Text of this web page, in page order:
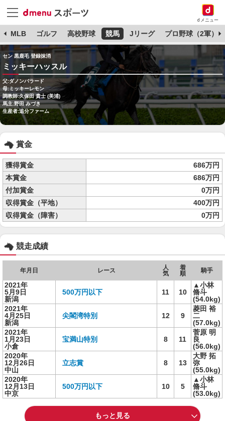
dメニュー
MLB ゴルフ 高校野球 競馬 Jリーグ プロ野球（2軍）
セン 黒鹿毛 登録抹消
ミッキーハッスル
父:ダノンバラード
母:ミッキーレモン
調教師:久保田 貴士 (美浦)
馬主:野田 みづき
生産者:追分ファーム
賞金
獲得賞金
686万円
本賞金
686万円
付加賞金
0万円
収得賞金（平地）
400万円
収得賞金（障害）
0万円
競走成績
年月日 レース
人
気
着
順
騎手
2021年
5月9日
新潟
500万円以下 11 10
▲小林
脩斗
(54.0kg)
2021年
4月25日
新潟
尖閣湾特別 12 9
菱田 裕
二
(57.0kg)
2021年
1月23日
小倉
宝満山特別 8 11
菅原 明
良
(56.0kg)
2020年
12月26日
中山
立志賞 8 13
大野 拓
弥
(55.0kg)
2020年
12月13日
中京
500万円以下 10 5
▲小林
脩斗
(53.0kg)
もっと見る